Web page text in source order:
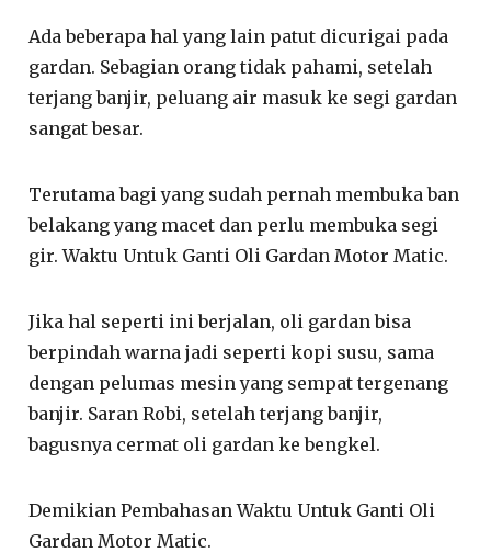
Ada beberapa hal yang lain patut dicurigai pada
gardan. Sebagian orang tidak pahami, setelah
terjang banjir, peluang air masuk ke segi gardan
sangat besar.
Terutama bagi yang sudah pernah membuka ban
belakang yang macet dan perlu membuka segi
gir. Waktu Untuk Ganti Oli Gardan Motor Matic.
Jika hal seperti ini berjalan, oli gardan bisa
berpindah warna jadi seperti kopi susu, sama
dengan pelumas mesin yang sempat tergenang
banjir. Saran Robi, setelah terjang banjir,
bagusnya cermat oli gardan ke bengkel.
Demikian Pembahasan Waktu Untuk Ganti Oli
Gardan Motor Matic.